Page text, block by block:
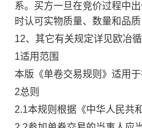
系。买方一旦在竞价过程中
时认可实物质量、数量和品
12、其它有关规定详见欧冶
1适用范围
本版《单卷交易规则》适用
2总则
2.1本规则根据《中华人民共